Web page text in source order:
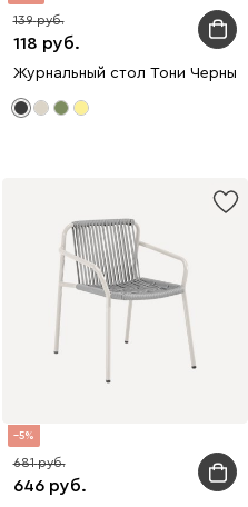
118
139
Журнальный стол Тони Черный
5
646
681